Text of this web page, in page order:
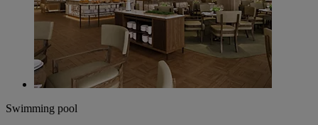
Swimming pool